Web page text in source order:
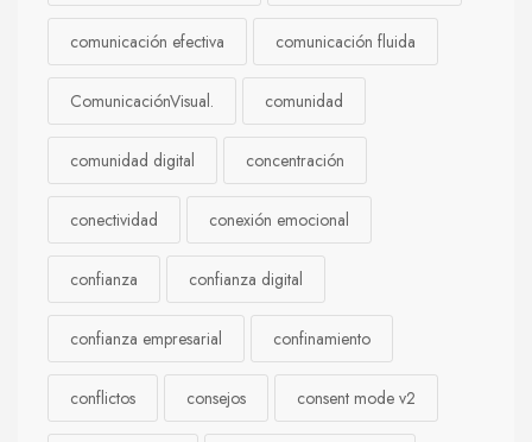
comunicación efectiva comunicación fluida
ComunicaciónVisual. comunidad
comunidad digital concentración
conectividad conexión emocional
confianza confianza digital
confianza empresarial confinamiento
conflictos consejos consent mode v2